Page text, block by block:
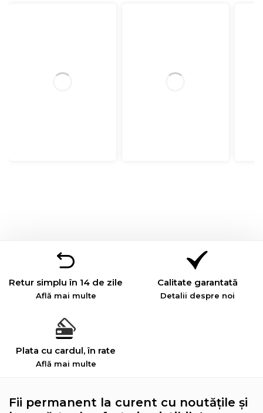
Retur simplu în 14 de zile
Află mai multe
Calitate garantată
Detalii despre noi
Plata cu cardul, în rate
Află mai multe
Fii permanent la curent cu noutățile și